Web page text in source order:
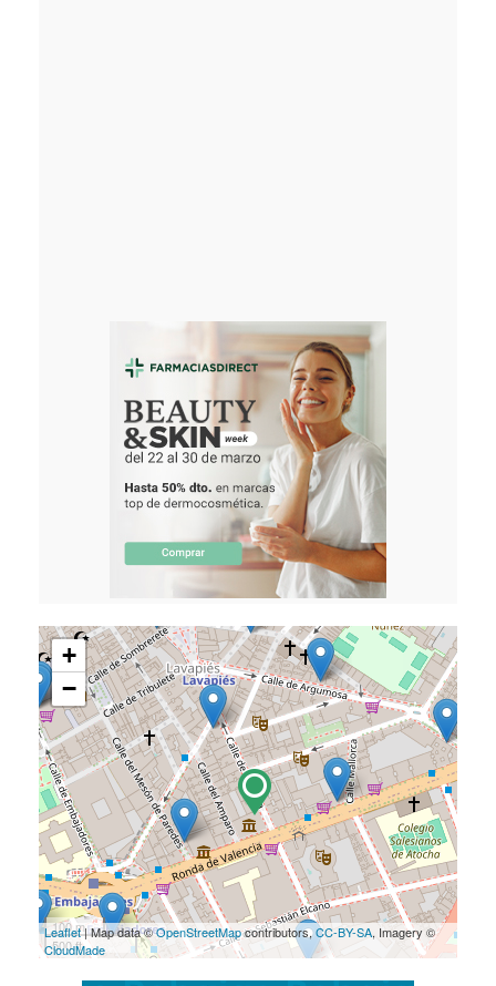
+
−
100 m
500 ft
Leaflet| Map data ©OpenStreetMapcontributors,CC-BY-SA, Imagery ©
CloudMade